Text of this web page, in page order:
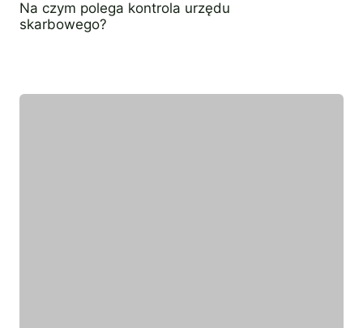
Na czym polega kontrola urzędu
skarbowego?
Wyróżniony ekspert